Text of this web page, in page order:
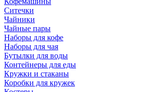
Ситечки
Чайники
Чайные пары
Наборы для кофе
Наборы для чая
Бутылки для воды
Контейнеры для еды
Кружки и стаканы
Коробки для кружек